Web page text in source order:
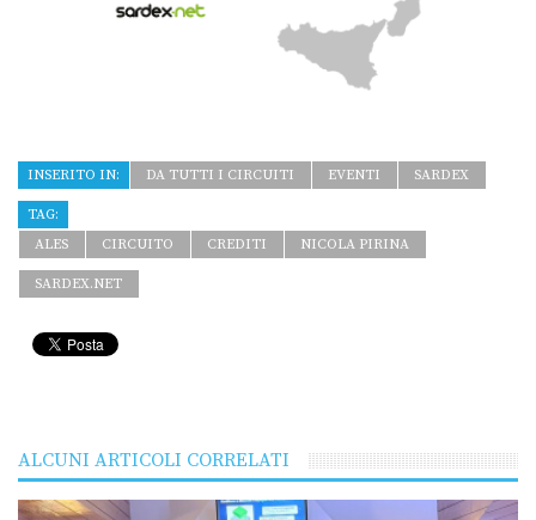
INSERITO IN: DA TUTTI I CIRCUITI EVENTI SARDEX
TAG:
ALES
CIRCUITO CREDITI NICOLA PIRINA
SARDEX.NET
ALCUNI ARTICOLI CORRELATI